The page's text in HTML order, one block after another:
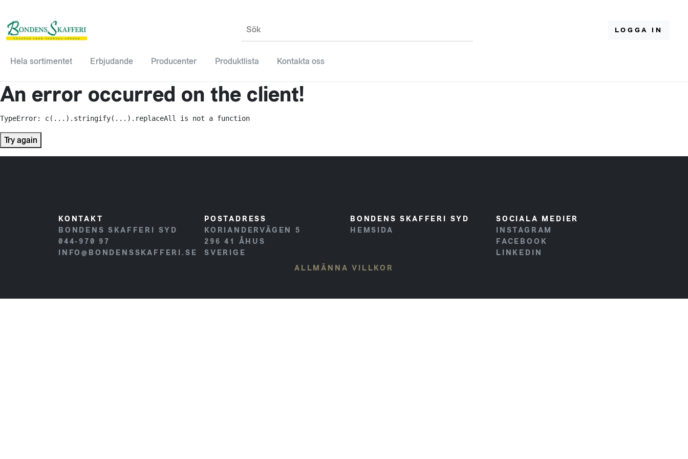
Sök LOGGA IN
Hela sortimentet Erbjudande Producenter Produktlista Kontakta oss
An error occurred on the client!
TypeError: c(...).stringify(...).replaceAll is not a function
Try again
KONTAKT
BONDENS SKAFFERI SYD
044-970 97
INFO@BONDENSSKAFFERI.SE
POSTADRESS
KORIANDERVÄGEN 5
296 41 ÅHUS
SVERIGE
BONDENS SKAFFERI SYD
HEMSIDA
SOCIALA MEDIER
INSTAGRAM
FACEBOOK
LINKEDIN
ALLMÄNNA VILLKOR